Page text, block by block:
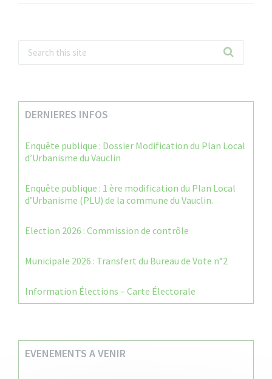
DERNIERES INFOS
Enquête publique : Dossier Modification du Plan Local
d’Urbanisme du Vauclin
Enquête publique : 1 ère modification du Plan Local
d’Urbanisme (PLU) de la commune du Vauclin.
Election 2026 : Commission de contrôle
Municipale 2026 : Transfert du Bureau de Vote n°2
Information Élections – Carte Électorale
EVENEMENTS A VENIR